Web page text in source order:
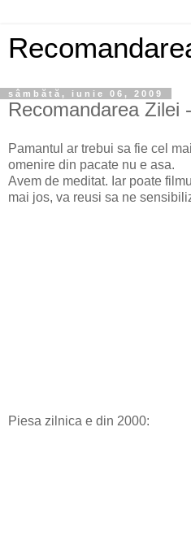
sâmbătă, iunie 06, 2009
Recomandarea Zilei
Pamantul ar trebui sa fie cel
omenire din pacate nu e asa.
Avem de meditat. Iar poate
mai jos, va reusi sa ne
Piesa zilnica e din 2000: